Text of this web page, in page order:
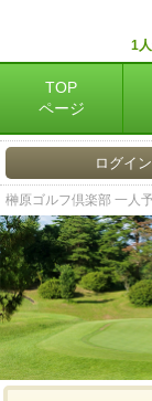
1
TOP
ページ
ログイン
榊原ゴルフ倶楽部 一人